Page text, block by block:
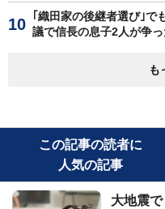
｢織田家の後継者選び｣
議で信長の息子2人が争
も
この記事の読者に
人気の記事
大地震